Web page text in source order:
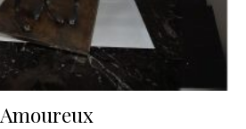
Amoureux